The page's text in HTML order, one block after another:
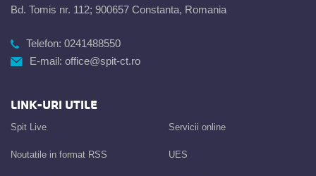
Bd. Tomis nr. 112; 900657 Constanta, Romania
Telefon: 0241488550
E-mail: office@spit-ct.ro
LINK-URI UTILE
Spit Live
Noutatile in format RSS
Servicii online
UES